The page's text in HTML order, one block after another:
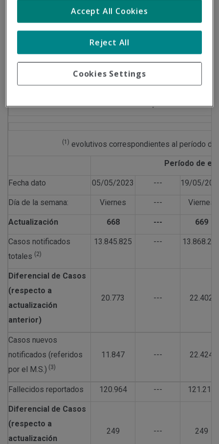
Datos del período comprendido entre: 05/05/2023 al
Información facilitada por el Ministerio de Sanidad
Comparativa
(1) evolutivos correspondientes al período de
Período de
Fecha dato 05/05/2023 --- 19/05/
Día de la semana: Viernes --- Viernes
Actualización 668 --- 669
Casos notificados
totales (2)
13.845.825 ---
Diferencial de Casos
(respecto a
actualización
anterior)
20.773 --- 22.402
Casos nuevos
notificados (referidos
por el M.S.) (3)
11.847 --- 22.424
Fallecidos reportados 120.964 --- 121.213
Diferencial de Casos
(respecto a
actualización
249 --- 249
Cookies Settings
Reject All
Accept All Cookies